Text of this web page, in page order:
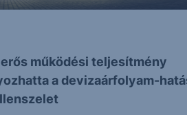
erős működési teljesítmény
a devizaárfolyam-